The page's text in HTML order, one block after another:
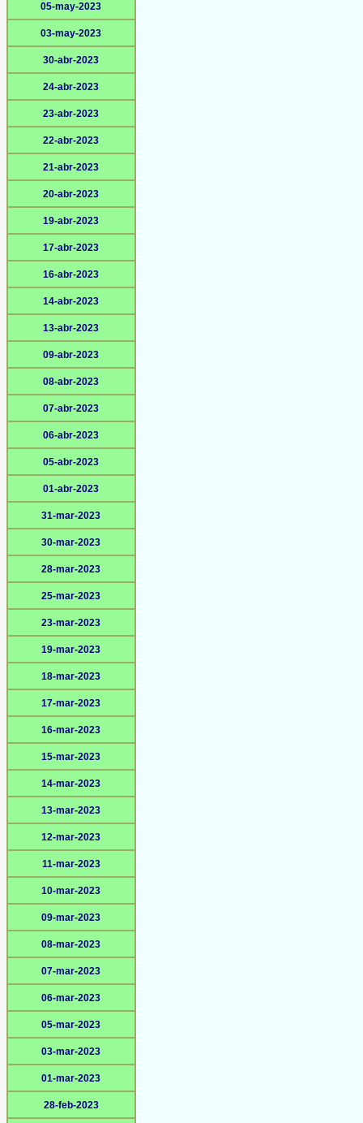
05-may-2023
03-may-2023
30-abr-2023
24-abr-2023
23-abr-2023
22-abr-2023
21-abr-2023
20-abr-2023
19-abr-2023
17-abr-2023
16-abr-2023
14-abr-2023
13-abr-2023
09-abr-2023
08-abr-2023
07-abr-2023
06-abr-2023
05-abr-2023
01-abr-2023
31-mar-2023
30-mar-2023
28-mar-2023
25-mar-2023
23-mar-2023
19-mar-2023
18-mar-2023
17-mar-2023
16-mar-2023
15-mar-2023
14-mar-2023
13-mar-2023
12-mar-2023
11-mar-2023
10-mar-2023
09-mar-2023
08-mar-2023
07-mar-2023
06-mar-2023
05-mar-2023
03-mar-2023
01-mar-2023
28-feb-2023